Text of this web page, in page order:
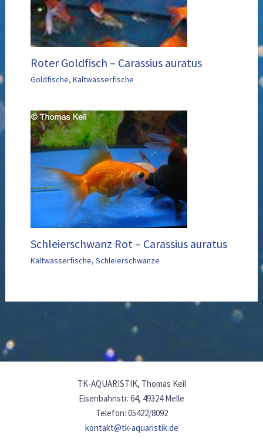
Roter Goldfisch – Carassius auratus
Goldfische, Kaltwasserfische
Schleierschwanz Rot – Carassius auratus
Kaltwasserfische, Schleierschwänze
TK-AQUARISTIK, Thomas Keil
Eisenbahnstr. 64, 49324 Melle
Telefon: 05422/8092
kontakt@tk-aquaristik.de